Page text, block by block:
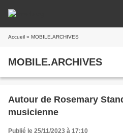
Accueil » MOBILE.ARCHIVES
MOBILE.ARCHIVES
Autour de Rosemary
musicienne
Publié le 25/11/2023 à 17:10